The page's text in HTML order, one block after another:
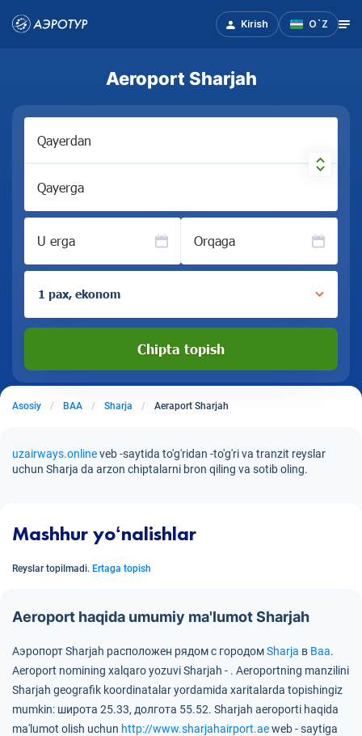
Kirish O`Z
Aeroport Sharjah
Qayerdan
Qayerga
U erga Orqaga
1 pax, ekonom
Chipta topish
Asosiy BAA Sharja Aeraport Sharjah
uzairways.onlineveb -saytida to'g'ridan -to'g'ri va tranzit reyslar
uchun Sharja da arzon chiptalarni bron qiling va sotib oling.
Mashhur yoʻnalishlar
Reyslar topilmadi. Ertaga topish
Aeroport haqida umumiy ma'lumot Sharjah
Аэропорт Sharjah расположен рядом с городомSharja в Baa.
Aeroport nomining xalqaro yozuvi Sharjah - . Aeroportning manzilini
Sharjah geografik koordinatalar yordamida xaritalarda topishingiz
mumkin: широта 25.33, долгота 55.52. Sharjah aeroporti haqida
ma'lumot olish uchun http://www.sharjahairport.aeweb - saytiga